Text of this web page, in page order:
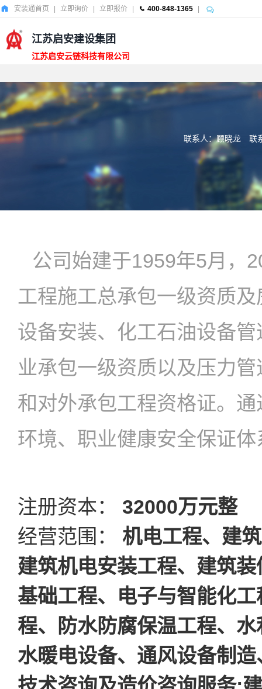
安装通首页 立即询价 立即报价 400-848-1365
江苏启安建设集团
江苏启安云链科技有限公司
联系人：顾晓龙 联
公司始建于1959年5月，
工程施工总承包一级资质
设备安装、化工石油设备
业承包一级资质以及压力
和对外承包工程资格证。
环境、职业健康安全保证
注册资本：
32000万元整
经营范围：
机电工程、建
建筑机电安装工程、建筑
基础工程、电子与智能化
程、防水防腐保温工程、
水暖电设备、通风设备制